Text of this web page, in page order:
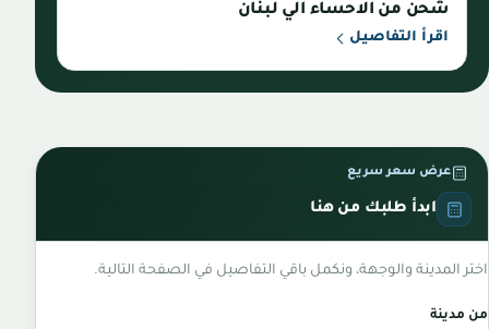
شحن من الاحساء الي لبنان
اقرأ التفاصيل
عرض سعر سريع
ابدأ طلبك من هنا
اختر المدينة والوجهة، ونكمل باقي التفاصيل في الصفحة التالية.
من مدينة